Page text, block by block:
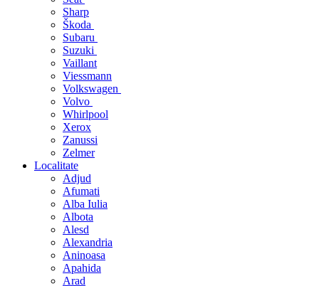
Sharp
Škoda
Subaru
Suzuki
Vaillant
Viessmann
Volkswagen
Volvo
Whirlpool
Xerox
Zanussi
Zelmer
Localitate
Adjud
Afumati
Alba Iulia
Albota
Alesd
Alexandria
Aninoasa
Apahida
Arad